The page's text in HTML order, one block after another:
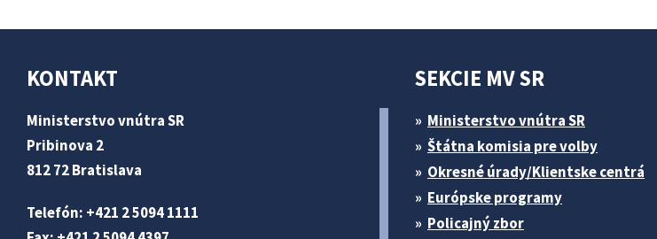
KONTAKT
Ministerstvo vnútra SR
Pribinova 2
812 72 Bratislava
Telefón: +421 2 5094 1111
SEKCIE MV SR
Ministerstvo vnútra SR
Štátna komisia pre volby
Okresné úrady/Klientske centrá
Európske programy
Policajný zbor